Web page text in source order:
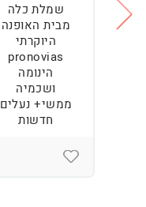
שמלת כלה
מבית האופנה
היוקרתי
pronovias
הינומה
ושכמיה
ממשי+ נעלים
חדשות